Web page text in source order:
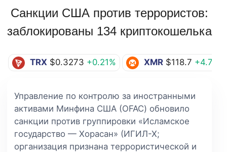
Санкции США против террористов:
заблокированы 134 криптокошелька
TRX $0.3273 +0.21% XMR $118.7 +4.77%
Управление по контролю за иностранными
активами Минфина США (OFAC) обновило
санкции против группировки «Исламское
государство — Хорасан» (ИГИЛ-Х;
организация признана террористической и